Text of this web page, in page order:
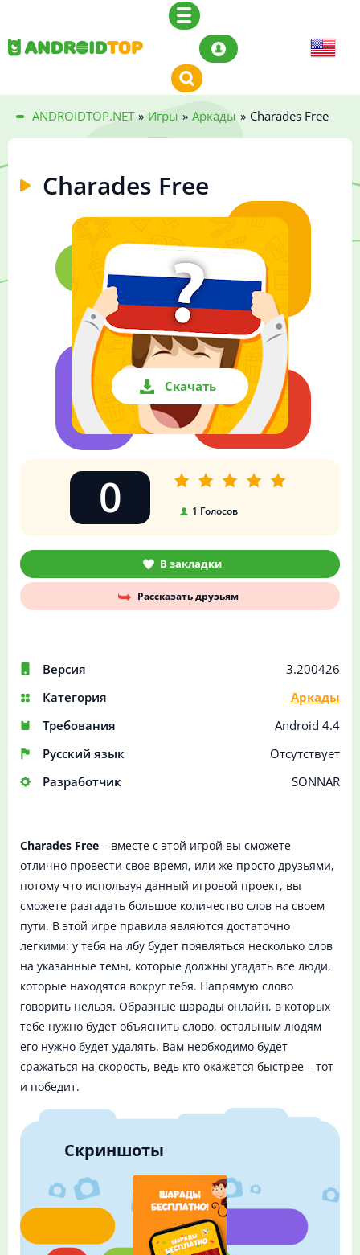
ANDROIDTOP.NET » Игры » Аркады » Charades Free
Charades Free
Скачать
Версия
3.200426
Категория
Аркады
Требования
Android 4.4
Русский язык
Отсутствует
Разработчик
SONNAR
0 1 Голосов
В закладки
Рассказать друзьям
Charades Free – вместе с этой игрой вы сможете
отлично провести свое время, или же просто друзьями,
потому что используя данный игровой проект, вы
сможете разгадать большое количество слов на своем
пути. В этой игре правила являются достаточно
легкими: у тебя на лбу будет появляться несколько слов
на указанные темы, которые должны угадать все люди,
которые находятся вокруг тебя. Напрямую слово
говорить нельзя. Образные шарады онлайн, в которых
тебе нужно будет объяснить слово, остальным людям
его нужно будет удалять. Вам необходимо будет
сражаться на скорость, ведь кто окажется быстрее – тот
и победит.
Скриншоты